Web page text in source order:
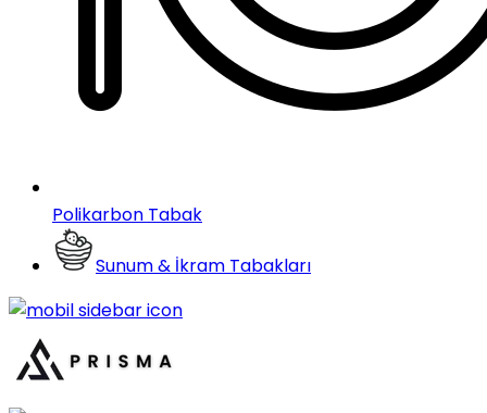
Polikarbon Tabak
Sunum & İkram Tabakları